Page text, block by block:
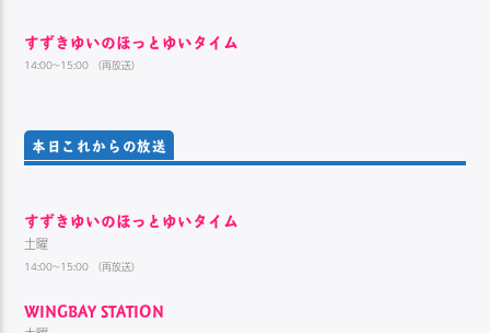
すずきゆいのほっとゆいタイム
14:00~15:00 （再放送）
本日これからの放送
すずきゆいのほっとゆいタイム
土曜
14:00~15:00 （再放送）
WINGBAY STATION